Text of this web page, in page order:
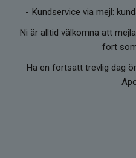
- Kundservice via mejl:
Ni är alltid välkomna att
fort
Ha en fortsatt trevlig dag